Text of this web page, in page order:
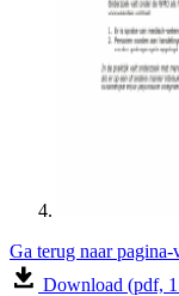
Ga terug naar
Download (pdf,